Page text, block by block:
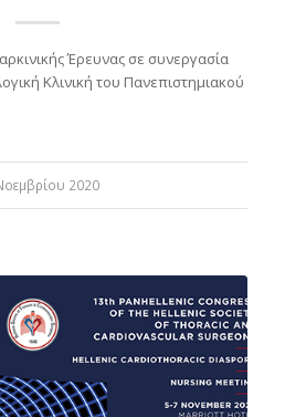
Έρευνας σε συνεργασία
Κλινική του Πανεπιστημιακού
2020